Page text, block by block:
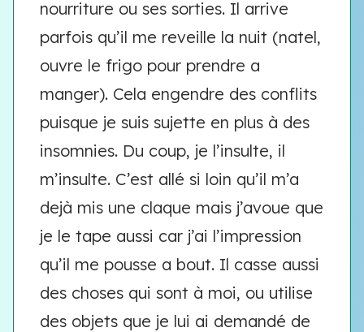
nourriture ou ses sorties. Il arrive
parfois qu’il me reveille la nuit (natel,
ouvre le frigo pour prendre a
manger). Cela engendre des conflits
puisque je suis sujette en plus à des
insomnies. Du coup, je l’insulte, il
m’insulte. C’est allé si loin qu’il m’a
dejà mis une claque mais j’avoue que
je le tape aussi car j’ai l’impression
qu’il me pousse a bout. Il casse aussi
des choses qui sont à moi, ou utilise
des objets que je lui ai demandé de